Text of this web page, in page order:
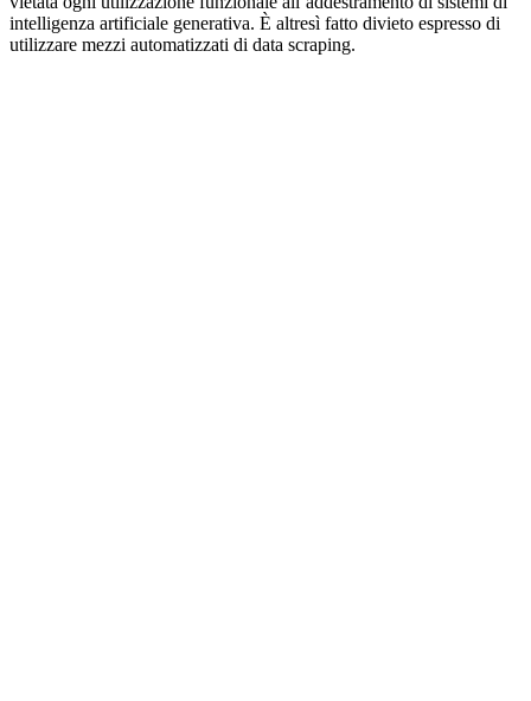
intelligenza artificiale generativa. È altresì fatto divieto espresso di
utilizzare mezzi automatizzati di data scraping.